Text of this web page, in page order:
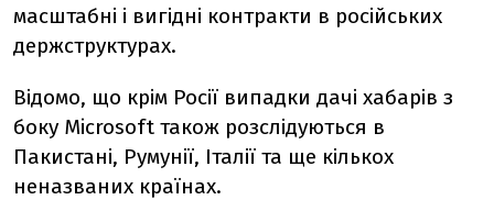
масштабні і вигідні контракти в російських
держструктурах.
Відомо, що крім Росії випадки дачі хабарів з
боку Microsoft також розслідуються в
Пакистані, Румунії, Італії та ще кількох
неназваних країнах.